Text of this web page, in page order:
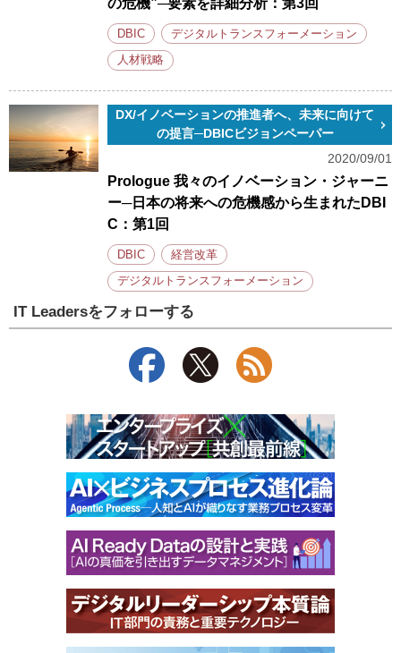
の危機”─要素を詳細分析：第3回
DBIC デジタルトランスフォーメーション
人材戦略
DX/イノベーションの推進者へ、未来に向けて
の提言─DBICビジョンペーパー
2020/09/01
Prologue 我々のイノベーション・ジャーニ
ー─日本の将来への危機感から生まれたDBI
C：第1回
DBIC 経営改革
デジタルトランスフォーメーション
IT Leadersをフォローする